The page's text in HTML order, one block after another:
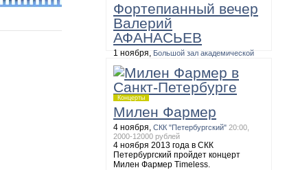
Фортепианный вечер
Валерий
АФАНАСЬЕВ
1 ноября, Большой зал академической
БЕТХОВЕН. Сонаты №№ 10, 15, 17,
27
Концерты
Милен Фармер
4 ноября, СКК "Петербургский" 20:00,
2000-12000 рублей
4 ноября 2013 года в СКК
Петербургский пройдет концерт
Милен Фармер Timeless.